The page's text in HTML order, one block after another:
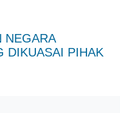
NEGARA
DIKUASAI PIHAK